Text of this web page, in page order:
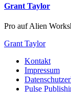
Grant Taylor
Pro auf Alien
Grant Taylor
Kontakt
Impressum
Pulse